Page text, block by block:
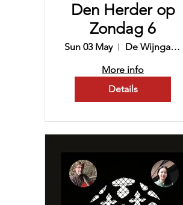
Den Herder op
Zondag 6
Sun 03 May
De Wijngaard
More info
Details